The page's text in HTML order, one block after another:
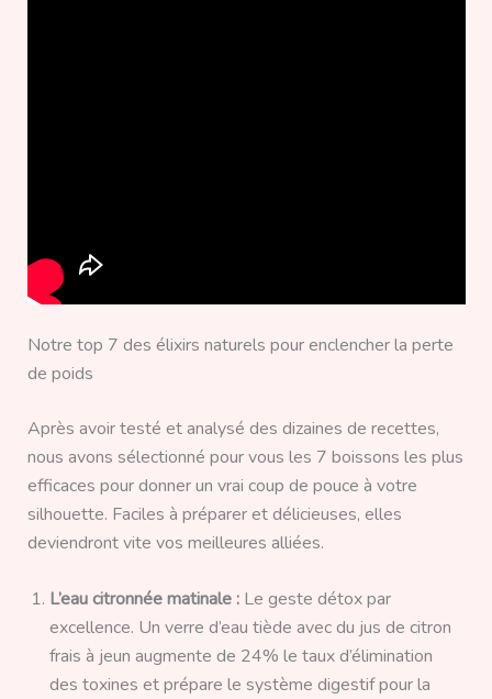
Notre top 7 des élixirs naturels pour enclencher la perte
de poids
Après avoir testé et analysé des dizaines de recettes,
nous avons sélectionné pour vous les 7 boissons les plus
efficaces pour donner un vrai coup de pouce à votre
silhouette. Faciles à préparer et délicieuses, elles
deviendront vite vos meilleures alliées.
L’eau citronnée matinale :Le geste détox par
excellence. Un verre d’eau tiède avec du jus de citron
frais à jeun augmente de 24% le taux d’élimination
des toxines et prépare le système digestif pour la